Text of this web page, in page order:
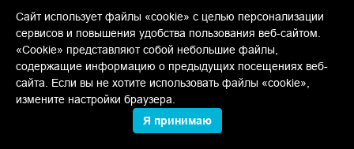
Сайт использует файлы «cookie» с целью персонализации
сервисов и повышения удобства пользования веб-сайтом.
«Cookie» представляют собой небольшие файлы,
содержащие информацию о предыдущих посещениях веб-
сайта. Если вы не хотите использовать файлы «cookie»,
измените настройки браузера.
Я принимаю